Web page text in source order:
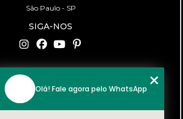
São Paulo - SP
SIGA-NOS
CONTATO
(11) 94519-2422
contato@bonfattieventos.com.br
Olá! Fale agora pelo WhatsApp